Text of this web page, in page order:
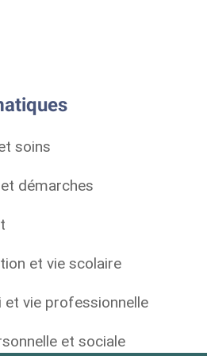
soins
démarches
et vie scolaire
et vie professionnelle
et sociale